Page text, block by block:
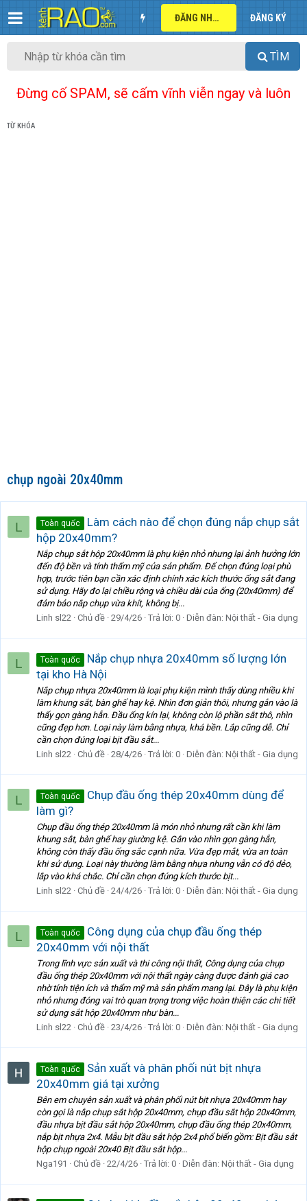
ĐĂNG NHẬP ĐĂNG KÝ
TÌM
Đừng cố SPAM, sẽ cấm vĩnh viễn ngay và luôn
TỪ KHÓA
chụp ngoài 20x40mm
L Toàn quốc
Làm cách nào để chọn đúng nắp chụp sắt
hộp 20x40mm?
Nắp chụp sắt hộp 20x40mm là phụ kiện nhỏ nhưng lại ảnh hưởng lớn
đến độ bền và tính thẩm mỹ của sản phẩm. Để chọn đúng loại phù
hợp, trước tiên bạn cần xác định chính xác kích thước ống sắt đang
sử dụng. Hãy đo lại chiều rộng và chiều dài của ống (20x40mm) để
đảm bảo nắp chụp vừa khít, không bị...
Linh sl22 Chủ đề 29/4/26 Trả lời: 0 Diễn đàn: Nội thất - Gia dụng
L Toàn quốc
Nắp chụp nhựa 20x40mm số lượng lớn
tại kho Hà Nội
Nắp chụp nhựa 20x40mm là loại phụ kiện mình thấy dùng nhiều khi
làm khung sắt, bàn ghế hay kệ. Nhìn đơn giản thôi, nhưng gắn vào là
thấy gọn gàng hẳn. Đầu ống kín lại, không còn lộ phần sắt thô, nhìn
cũng đẹp hơn. Loại này làm bằng nhựa, khá bền. Lắp cũng dễ. Chỉ
cần chọn đúng loại bịt đầu sắt...
Linh sl22 Chủ đề 28/4/26 Trả lời: 0 Diễn đàn: Nội thất - Gia dụng
L Toàn quốc
Chụp đầu ống thép 20x40mm dùng để
làm gì?
Chụp đầu ống thép 20x40mm là món nhỏ nhưng rất cần khi làm
khung sắt, bàn ghế hay giường kệ. Gắn vào nhìn gọn gàng hẳn,
không còn thấy đầu ống sắc cạnh nữa. Vừa đẹp mắt, vừa an toàn
khi sử dụng. Loại này thường làm bằng nhựa nhưng vẫn có độ dẻo,
lắp vào khá chắc. Chỉ cần chọn đúng kích thước bịt...
Linh sl22 Chủ đề 24/4/26 Trả lời: 0 Diễn đàn: Nội thất - Gia dụng
L Toàn quốc
Công dụng của chụp đầu ống thép
20x40mm với nội thất
Trong lĩnh vực sản xuất và thi công nội thất, Công dụng của chụp
đầu ống thép 20x40mm với nội thất ngày càng được đánh giá cao
nhờ tính tiện ích và thẩm mỹ mà sản phẩm mang lại. Đây là phụ kiện
nhỏ nhưng đóng vai trò quan trọng trong việc hoàn thiện các chi tiết
sử dụng sắt hộp 20x40mm như bàn...
Linh sl22 Chủ đề 23/4/26 Trả lời: 0 Diễn đàn: Nội thất - Gia dụng
Toàn quốc
Sản xuất và phân phối nút bịt nhựa
20x40mm giá tại xưởng
Bên em chuyên sản xuất và phân phối nút bịt nhựa 20x40mm hay
còn gọi là nắp chụp sắt hộp 20x40mm, chụp đầu sắt hộp 20x40mm,
đầu nhựa bịt đầu sắt hộp 20x40mm, chụp đầu ống thép 20x40mm,
nắp bịt nhựa 2x4. Mẫu bịt đầu sắt hộp 2x4 phổ biến gồm: Bịt đầu sắt
hộp chụp ngoài 20x40 Bịt đầu sắt hộp...
Nga191
Chủ đề 22/4/26 Trả lời: 0 Diễn đàn: Nội thất - Gia dụng